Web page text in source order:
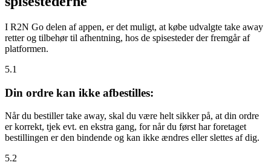
I R2N Go delen af appen, er det muligt, at købe udvalgte take away
retter og tilbehør til afhentning, hos de spisesteder der fremgår af
platformen.
5.1
Din ordre kan ikke afbestilles:
Når du bestiller take away, skal du være helt sikker på, at din ordre
er korrekt, tjek evt. en ekstra gang, for når du først har foretaget
bestillingen er den bindende og kan ikke ændres eller slettes af dig.
5.2